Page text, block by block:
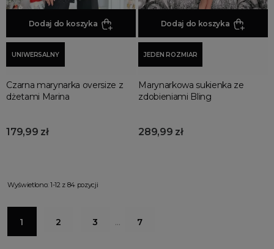
Dodaj do koszyka
UNIWERSALNY
Czarna marynarka oversize z
dżetami Marina
179,99 zł
Dodaj do koszyka
JEDEN ROZMIAR
Marynarkowa sukienka ze
zdobieniami Bling
289,99 zł
Wyświetlono: 1-12 z 84 pozycji
1 2 3 … 7